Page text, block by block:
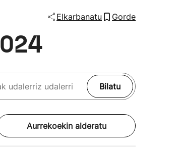
Azken berriak
Elkarbanatu Gorde
Bilatu
Aurrekoekin alderatu